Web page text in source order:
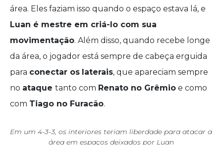
área. Eles faziam isso quando o espaço estava lá, e
Luan é mestre em criá-lo com sua
movimentação. Além disso, quando recebe longe
da área, o jogador está sempre de cabeça erguida
para conectar os laterais, que apareciam sempre
no ataque tanto com Renato no Grêmio e como
com Tiago no Furacão.
Em um 4-3-3, os interiores teriam liberdade para atacar a
área em espaços deixados por Luan